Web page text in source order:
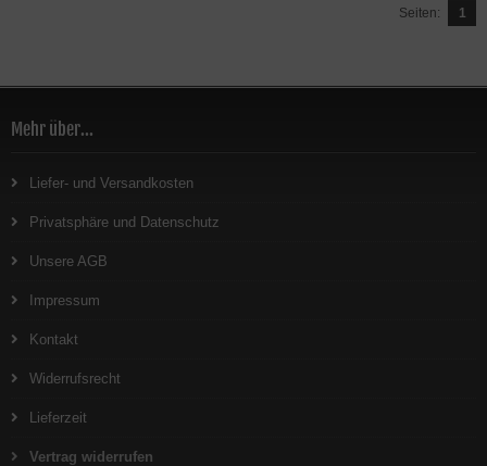
Seiten: 1
Mehr über...
Liefer- und Versandkosten
Privatsphäre und Datenschutz
Unsere AGB
Impressum
Kontakt
Widerrufsrecht
Lieferzeit
Vertrag widerrufen